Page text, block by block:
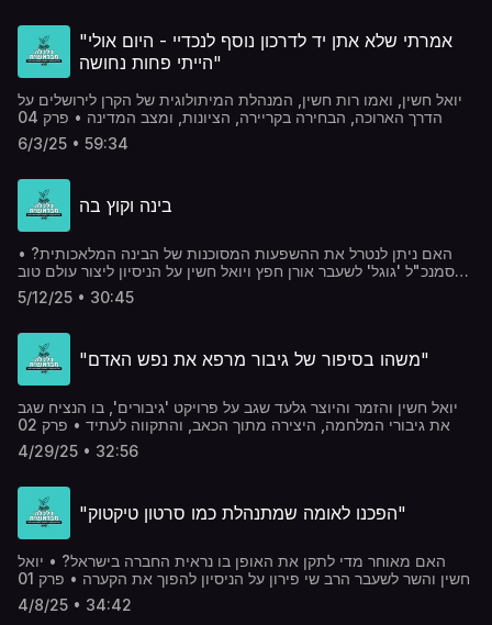
"אמרתי שלא אתן יד לדרכון נוסף לנכדיי - היום אולי
הייתי פחות נחושה"
יואל חשין, ואמו רות חשין, המנהלת המיתולוגית של הקרן לירושלים על
הדרך הארוכה, הבחירה בקריירה, הציונות, ומצב המדינה • פרק 04
6/3/25 • 59:34
בינה וקוץ בה
האם ניתן לנטרל את ההשפעות המסוכנות של הבינה המלאכותית? •
סמנכ"ל 'גוגל' לשעבר אורן חפץ ויואל חשין על הניסיון ליצור עולם טוב
יותר • פרק 03
5/12/25 • 30:45
"משהו בסיפור של גיבור מרפא את נפש האדם"
יואל חשין והזמר והיוצר גלעד שגב על פרויקט 'גיבורים', בו הנציח שגב
את גיבורי המלחמה, היצירה מתוך הכאב, והתקווה לעתיד • פרק 02
4/29/25 • 32:56
"הפכנו לאומה שמתנהלת כמו סרטון טיקטוק"
האם מאוחר מדי לתקן את האופן בו נראית החברה בישראל? • יואל
חשין והשר לשעבר הרב שי פירון על הניסיון להפוך את הקערה • פרק 01
4/8/25 • 34:42